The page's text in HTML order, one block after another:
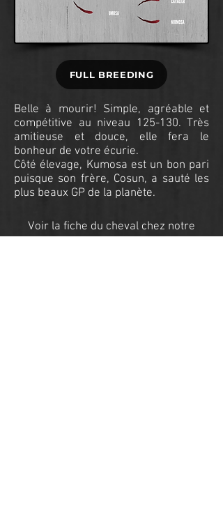
FULL BREEDING
Belle à mourir! Simple, agréable et
compétitive au niveau 125-130. Très
amitieuse et douce, elle fera le
bonheur de votre écurie.
Côté élevage, Kumosa est un bon pari
puisque son frère, Cosun, a sauté les
plus beaux GP de la planète.
Voir la fiche du cheval chez notre